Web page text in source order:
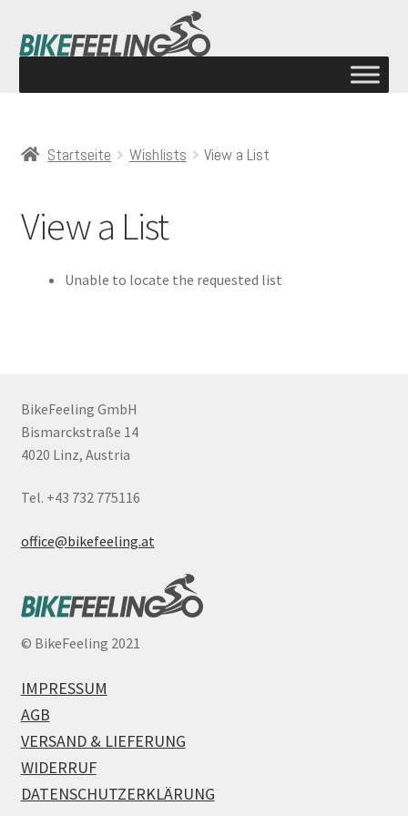
Startseite Wishlists View a List
View a List
Unable to locate the requested list
BikeFeeling GmbH
Bismarckstraße 14
4020 Linz, Austria
Tel. +43 732 775116
office@bikefeeling.at
© BikeFeeling 2021
IMPRESSUM
AGB
VERSAND & LIEFERUNG
WIDERRUF
DATENSCHUTZERKLÄRUNG